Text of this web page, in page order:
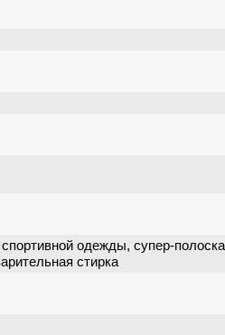
одежды, супер-
стирка